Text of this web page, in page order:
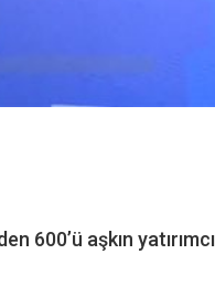
600’ü aşkın